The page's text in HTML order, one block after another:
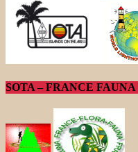
SOTA – FRANCE